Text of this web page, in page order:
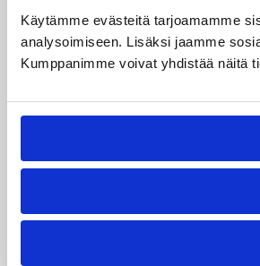
Käytämme evästeitä tarjoamamme
analysoimiseen. Lisäksi jaamme
Kumppanimme voivat yhdistää näitä